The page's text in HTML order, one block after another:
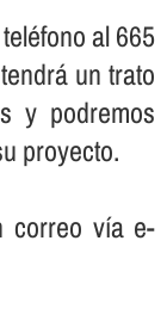
al 665
un trato
y podremos
proyecto.
correo ví­a e-